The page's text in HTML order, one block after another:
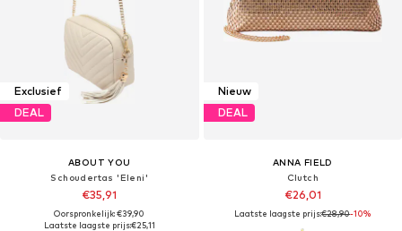
Exclusief
DEAL
ABOUT YOU
Schoudertas 'Eleni'
€35,91
Oorspronkelijk: €39,90
Laatste laagste prijs:€25,11
Nieuw
DEAL
ANNA FIELD
Clutch
€26,01
Laatste laagste prijs:€28,90-10%